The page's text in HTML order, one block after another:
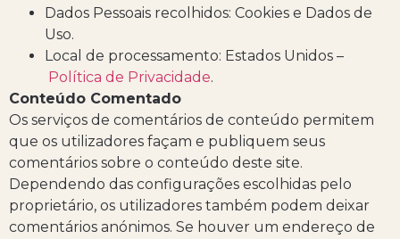
Dados Pessoais recolhidos: Cookies e Dados de
Uso.
Local de processamento: Estados Unidos –
Política de Privacidade.
Conteúdo Comentado
Os serviços de comentários de conteúdo permitem
que os utilizadores façam e publiquem seus
comentários sobre o conteúdo deste site.
Dependendo das configurações escolhidas pelo
proprietário, os utilizadores também podem deixar
comentários anónimos. Se houver um endereço de